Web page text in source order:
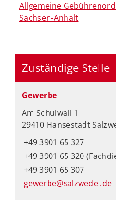
Allgemeine
Sachsen-Anhalt
Zuständige Stelle
Gewerbe
Am Schulwall 1
29410 Hansestadt
+49 3901 65 327
+49 3901 65 320
+49 3901 65 307
gewerbe@salzwedel.de